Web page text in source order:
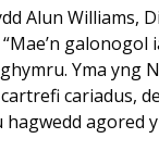
Alun Williams,
Yma yng
cariadus,
hagwedd